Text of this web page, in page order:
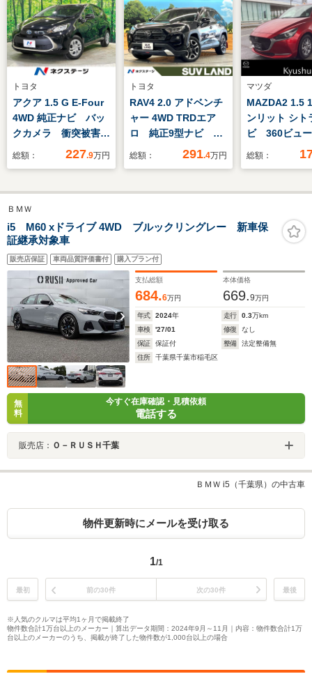
トヨタ
アクア 1.5 G E-Four
4WD 純正ナビ バッ
クカメラ 衝突被害軽
減 車線逸脱警報 レ
ッド オートハイビー
ム オートライト
100V電源 スマート
キー オートエアコ
ン Bluetooth
総額： 227.9万円
トヨタ
RAV4 2.0 アドベンチ
ャー 4WD TRDエア
ロ 純正9型ナビ バ
ックカメラ フルセ
ズ LEDヘッド 純正
シート スマートキー
総額： 291.4万円
マツダ
MAZDA2 1.5
ンリット シト
ビ 360ビュ
総額：
ＢＭＷ
i5 M60 xドライブ 4WD ブルックリングレー 新車保
証継承対象車
販売店保証 車両品質評価書付 購入プラン付
支払総額
684.6万円
本体価格
669.9万円
年式 2024年 走行 0.3万km
車検
'27/01 修復
なし
保証
保証付 整備
法定整備無
住所
千葉県千葉市稲毛区
無
料
今すぐ在庫確認・見積依頼
電話する
販売店： Ｏ－ＲＵＳＨ千葉
ＢＭＷ i5（千葉県）の中古車
物件更新時にメールを受け取る
1/1
最初 前の30件 次の30件 最後
※人気のクルマは平均1ヶ月で掲載終了
物件数合計1万台以上のメーカー｜算出データ期間：2024年9月～11月｜内容：物件数合計1万
台以上のメーカーのうち、掲載が終了した物件数が1,000台以上の場合